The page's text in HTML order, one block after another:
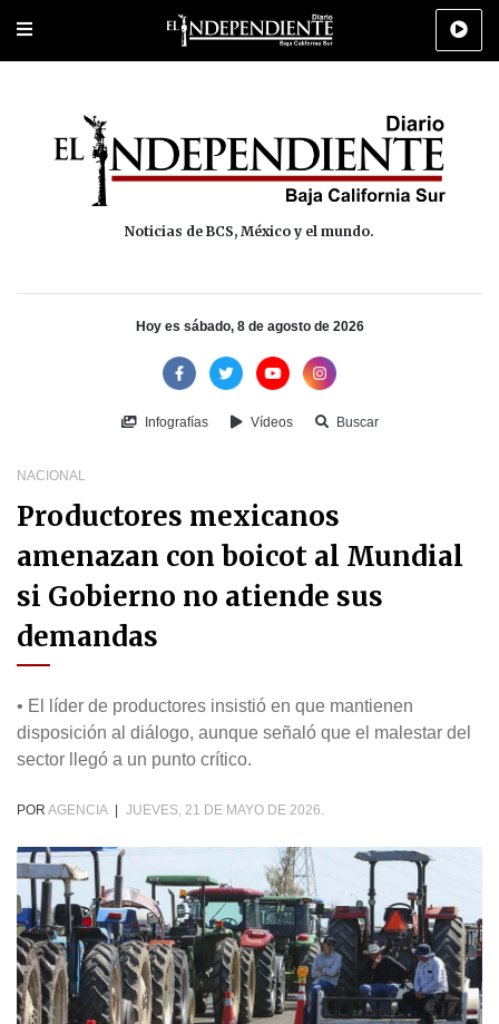
Portada Los Cabos Policiaca Deportes Cultura
Noticias de BCS, México y el mundo.
Hoy es sábado, 8 de agosto de 2026
Infografías Vídeos Buscar
NACIONAL
Productores mexicanos
amenazan con boicot al Mundial
si Gobierno no atiende sus
demandas
• El líder de productores insistió en que mantienen
disposición al diálogo, aunque señaló que el malestar del
sector llegó a un punto crítico.
POR AGENCIA JUEVES, 21 DE MAYO DE 2026.